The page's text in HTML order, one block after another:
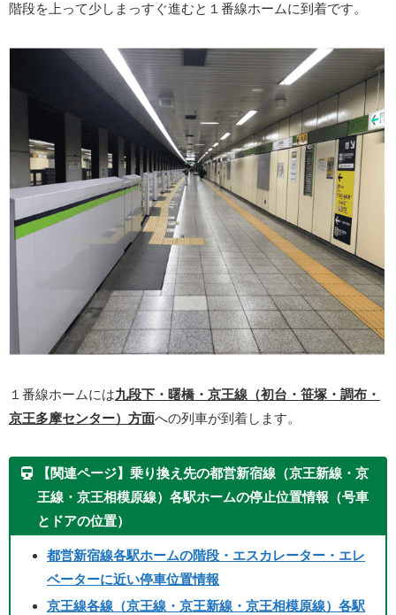
階段を上って少しまっすぐ進むと１番線ホームに到着です。
１番線ホームには九段下・曙橋・京王線（初台・笹塚・調布・
京王多摩センター）方面への列車が到着します。
【関連ページ】乗り換え先の都営新宿線（京王新線・京
王線・京王相模原線）各駅ホームの停止位置情報（号車
とドアの位置）
都営新宿線各駅ホームの階段・エスカレーター・エレ
ベーターに近い停車位置情報
京王線各線（京王線・京王新線・京王相模原線）各駅